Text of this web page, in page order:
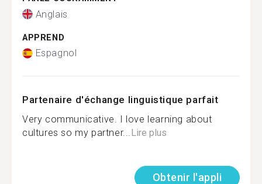
Anglais
APPREND
Espagnol
Partenaire d'échange linguistique parfait
Very communicative. I love learning about
cultures so my partner...Lire plus
Obtenir l'appli